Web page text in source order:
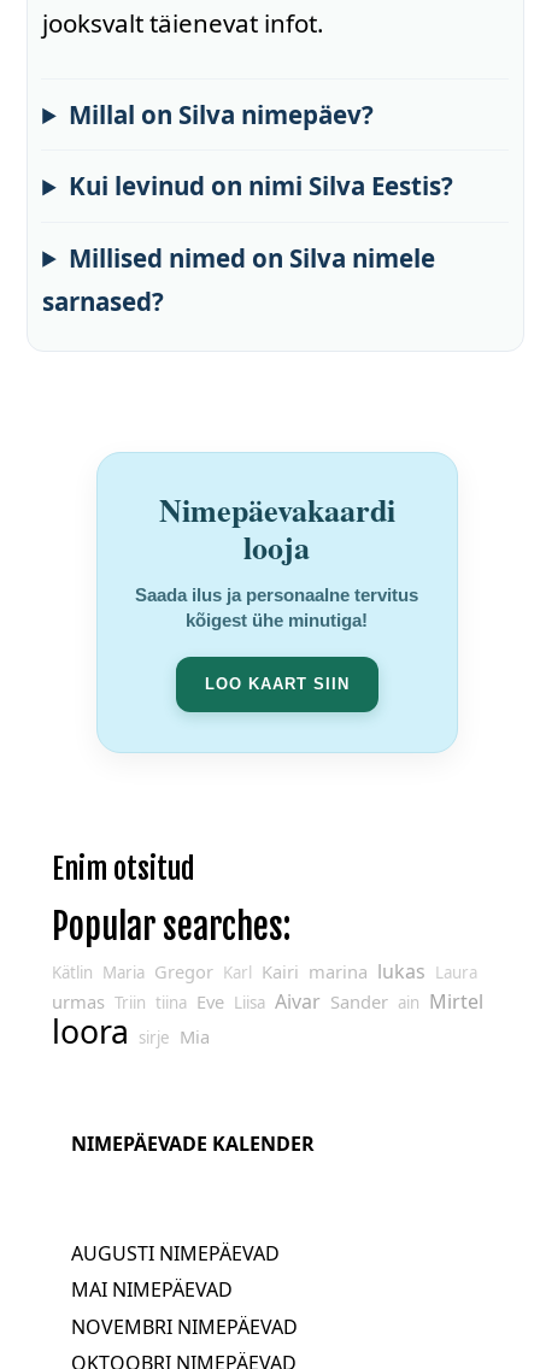
jooksvalt täienevat infot.
Millal on Silva nimepäev?
Kui levinud on nimi Silva Eestis?
Millised nimed on Silva nimele
sarnased?
Nimepäevakaardi
looja
Saada ilus ja personaalne tervitus
kõigest ühe minutiga!
LOO KAART SIIN
Enim otsitud
Popular searches:
Kätlin Maria Gregor Karl Kairi marina lukas Laura
urmas Triin tiina Eve Liisa Aivar Sander ain Mirtel
loora sirje Mia
NIMEPÄEVADE KALENDER
AUGUSTI NIMEPÄEVAD
MAI NIMEPÄEVAD
NOVEMBRI NIMEPÄEVAD
OKTOOBRI NIMEPÄEVAD